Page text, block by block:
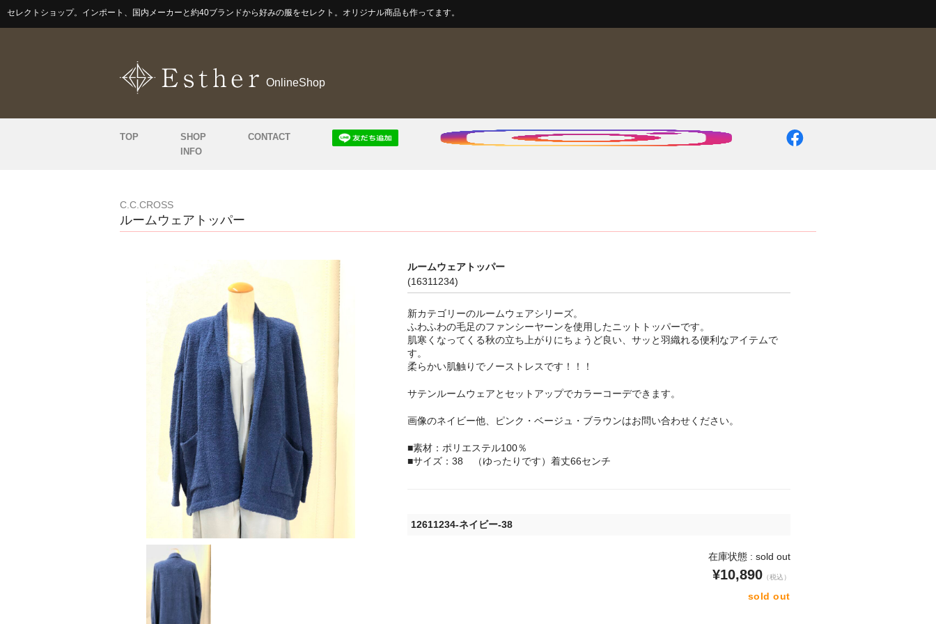
セレクトショップ。インポート、国内メーカーと約40ブランドから好みの服をセレクト。オリジナル商品も作ってます。
OnlineShop
TOP
SHOP
INFO
CONTACT
C.C.CROSS
ルームウェアトッパー
ルームウェアトッパー
(16311234)
新カテゴリーのルームウェアシリーズ。
ふわふわの毛足のファンシーヤーンを使用したニットトッパーです。
肌寒くなってくる秋の立ち上がりにちょうど良い、サッと羽織れる便利なアイテムで
す。
柔らかい肌触りでノーストレスです！！！
サテンルームウェアとセットアップでカラーコーデできます。
画像のネイビー他、ピンク・ベージュ・ブラウンはお問い合わせください。
■素材：ポリエステル100％
■サイズ：38 （ゆったりです）着丈66センチ
12611234-ネイビー-38
在庫状態 : sold out
¥10,890（税込）
sold out